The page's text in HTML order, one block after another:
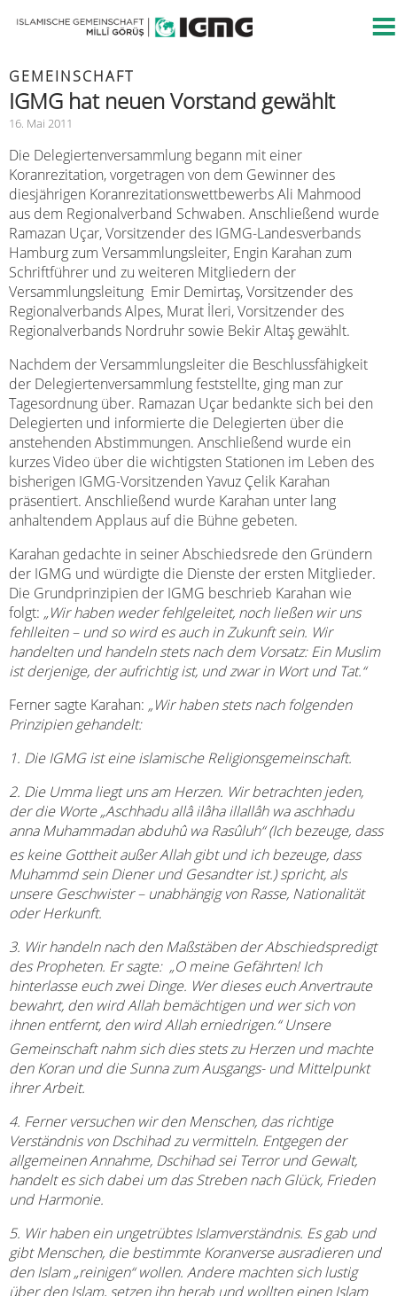
GEMEINSCHAFT
IGMG hat neuen Vorstand gewählt
16. Mai 2011
Die Delegiertenversammlung begann mit einer
Koranrezitation, vorgetragen von dem Gewinner des
diesjährigen Koranrezitationswettbewerbs Ali Mahmood
aus dem Regionalverband Schwaben. Anschließend wurde
Ramazan Uçar, Vorsitzender des IGMG-Landesverbands
Hamburg zum Versammlungsleiter, Engin Karahan zum
Schriftführer und zu weiteren Mitgliedern der
Versammlungsleitung Emir Demirtaş, Vorsitzender des
Regionalverbands Alpes, Murat İleri, Vorsitzender des
Regionalverbands Nordruhr sowie Bekir Altaş gewählt.
Nachdem der Versammlungsleiter die Beschlussfähigkeit
der Delegiertenversammlung feststellte, ging man zur
Tagesordnung über. Ramazan Uçar bedankte sich bei den
Delegierten und informierte die Delegierten über die
anstehenden Abstimmungen. Anschließend wurde ein
kurzes Video über die wichtigsten Stationen im Leben des
bisherigen IGMG-Vorsitzenden Yavuz Çelik Karahan
präsentiert. Anschließend wurde Karahan unter lang
anhaltendem Applaus auf die Bühne gebeten.
Karahan gedachte in seiner Abschiedsrede den Gründern
der IGMG und würdigte die Dienste der ersten Mitglieder.
Die Grundprinzipien der IGMG beschrieb Karahan wie
folgt: „Wir haben weder fehlgeleitet, noch ließen wir uns
fehlleiten – und so wird es auch in Zukunft sein. Wir
handelten und handeln stets nach dem Vorsatz: Ein Muslim
ist derjenige, der aufrichtig ist, und zwar in Wort und Tat.“
Ferner sagte Karahan: „Wir haben stets nach folgenden
Prinzipien gehandelt:
1. Die IGMG ist eine islamische Religionsgemeinschaft.
2. Die Umma liegt uns am Herzen. Wir betrachten jeden,
der die Worte „Aschhadu allâilâha illallâh wa aschhadu
anna Muhammadan abduhûwa Rasûluh“ (Ich bezeuge, dass
es keine Gottheit außer Allah gibt und ich bezeuge, dass
Muhammd sein Diener und Gesandter ist.) spricht, als
unsere Geschwister – unabhängig von Rasse, Nationalität
oder Herkunft.
3. Wir handeln nach den Maßstäben der Abschiedspredigt
des Propheten. Er sagte: „O meine Gefährten! Ich
hinterlasse euch zwei Dinge. Wer dieses euch Anvertraute
bewahrt, den wird Allah bemächtigen und wer sich von
ihnen entfernt, den wird Allah erniedrigen.“ Unsere
Gemeinschaft nahm sich dies stets zu Herzen und machte
den Koran und die Sunna zum Ausgangs- und Mittelpunkt
ihrer Arbeit.
4. Ferner versuchen wir den Menschen, das richtige
Verständnis von Dschihad zu vermitteln. Entgegen der
allgemeinen Annahme, Dschihad sei Terror und Gewalt,
handelt es sich dabei um das Streben nach Glück, Frieden
und Harmonie.
5. Wir haben ein ungetrübtes Islamverständnis. Es gab und
gibt Menschen, die bestimmte Koranverse ausradieren und
den Islam „reinigen“ wollen. Andere machten sich lustig
über den Islam, setzen ihn herab und wollten einen Islam